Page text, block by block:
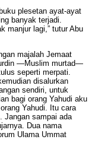
plesetan ayat-ayat
banyak terjadi.
manjur lagi,” tutur Abu
majalah Jemaat
—Muslim murtad—
seperti merpati.
disalurkan
sendiri, untuk
bagi orang Yahudi aku
Yahudi. Itu cara
Jangan sampai ada
Dua nama
Ulama Ummat